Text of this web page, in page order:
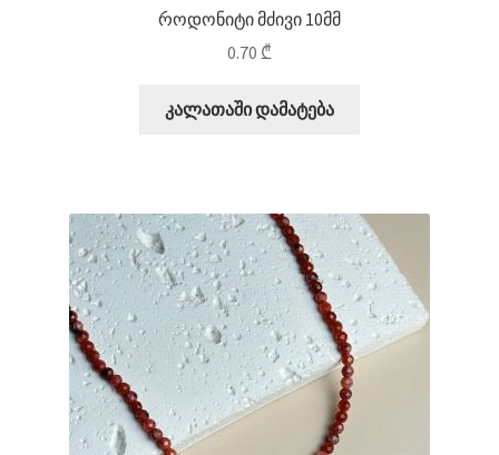
როდონიტი მძივი 10მმ
0.70 ₾
კალათაში დამატება